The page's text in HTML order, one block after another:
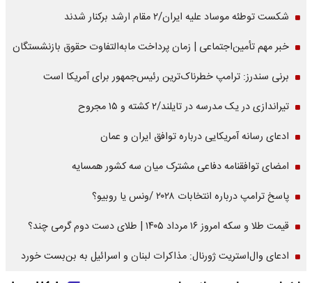
شکست توطئه موساد علیه ایران/۲ مقام‌ ارشد برکنار شدند
خبر مهم تأمین‌اجتماعی | زمان پرداخت مابه‌التفاوت حقوق بازنشستگان
برنی سندرز: ترامپ خطرناک‌ترین رئیس‌جمهور برای آمریکا است
تیراندازی در یک مدرسه در تایلند/۲ کشته و ۱۵ مجروح
ادعای رسانه آمریکایی درباره توافق ایران و عمان
امضای توافقنامه دفاعی مشترک میان سه کشور همسایه
پاسخ ترامپ درباره انتخابات ۲۰۲۸ /ونس یا روبیو؟
قیمت طلا و سکه امروز ۱۶ مرداد ۱۴۰۵ | طلای دست دوم گرمی چند؟
ادعای وال‌استریت ژورنال: مذاکرات لبنان و اسرائیل به بن‌بست خورد